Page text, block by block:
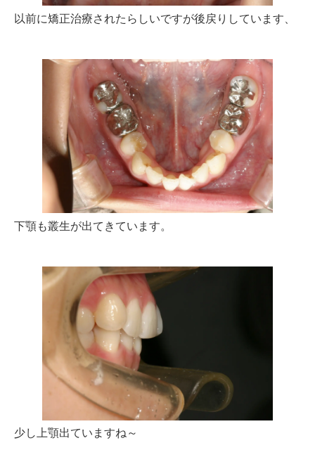
以前に矯正治療されたらしいですが後戻りしています、
下顎も叢生が出てきています。
少し上顎出ていますね～